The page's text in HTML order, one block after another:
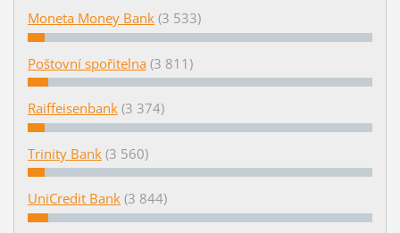
Moneta Money Bank (3 533)
Poštovní spořitelna (3 811)
Raiffeisenbank (3 374)
Trinity Bank (3 560)
UniCredit Bank (3 844)